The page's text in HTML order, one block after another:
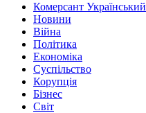
Комерсант Український
Новини
Війна
Політика
Економіка
Суспільство
Корупція
Бізнес
Світ